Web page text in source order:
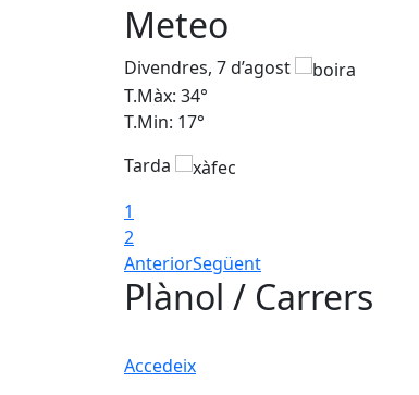
Meteo
Divendres, 7 d’agost
T.Màx: 34°
T.Min: 17°
Tarda
1
2
AnteriorSegüent
Plànol / Carrers
Accedeix